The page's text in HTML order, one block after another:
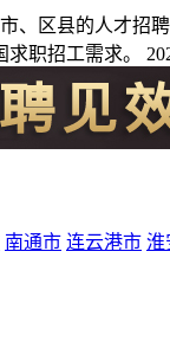
、区县的人才
职招工需求。
南通市 连云港市 淮